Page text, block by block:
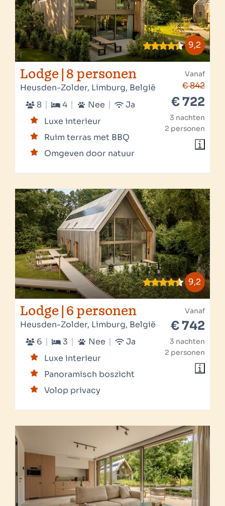
9,2
Vanaf
€ 842
€ 722
3 nachten
2 personen
Lodge | 8 personen
Heusden-Zolder, Limburg, België
8
4 Nee
Ja
Luxe interieur
Ruim terras met BBQ
Omgeven door natuur
9,2
Vanaf
€ 742
3 nachten
2 personen
Lodge | 6 personen
Heusden-Zolder, Limburg, België
6
3 Nee
Ja
Luxe interieur
Panoramisch boszicht
Volop privacy